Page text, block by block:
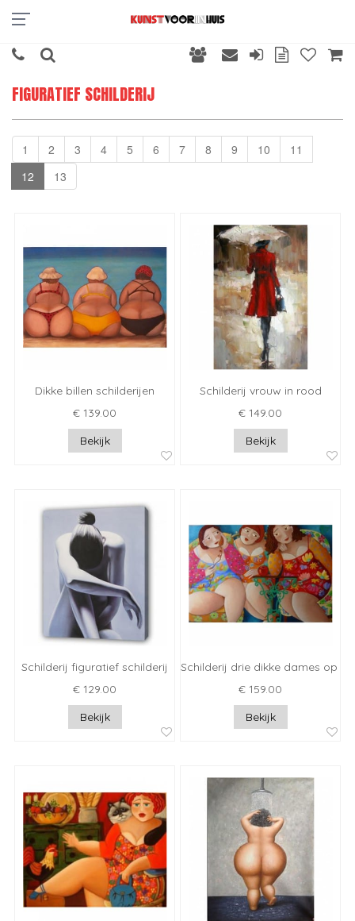
FIGURATIEF SCHILDERIJ
1 2 3 4 5 6 7 8 9 10
11
12
13
Dikke billen schilderijen
€ 139.00
Bekijk
Schilderij vrouw in rood
€ 149.00
Bekijk
Schilderij figuratief schilderij
€ 129.00
Bekijk
Schilderij drie dikke dames op
€ 159.00
Bekijk